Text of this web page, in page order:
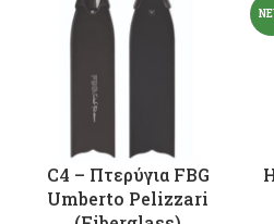
C4 – Πτερύγια FBG
Umberto Pelizzari